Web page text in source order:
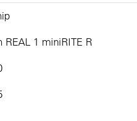
REAL 1 miniRITE R